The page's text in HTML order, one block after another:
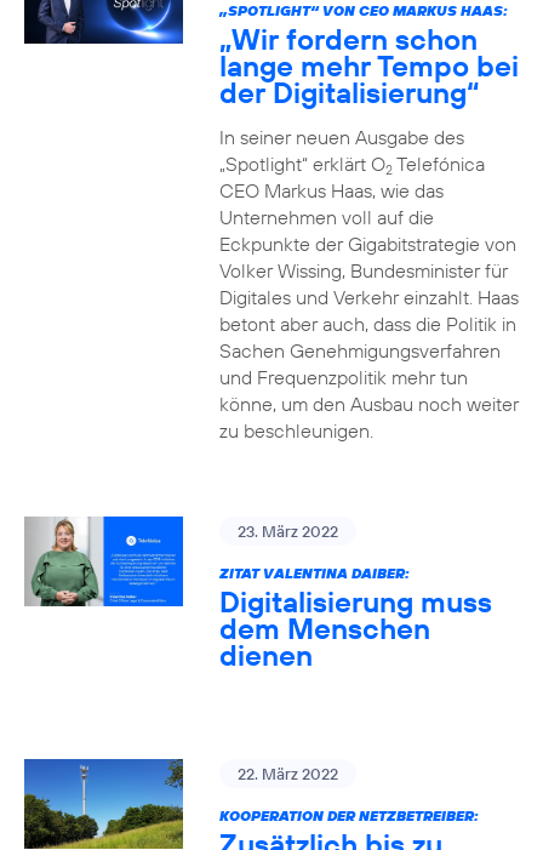
„SPOTLIGHT“ VON CEO MARKUS HAAS:
„Wir fordern schon
lange mehr Tempo bei
der Digitalisierung“
In seiner neuen Ausgabe des
„Spotlight“ erklärt O2Telefónica
CEO Markus Haas, wie das
Unternehmen voll auf die
Eckpunkte der Gigabitstrategie von
Volker Wissing, Bundesminister für
Digitales und Verkehr einzahlt. Haas
betont aber auch, dass die Politik in
Sachen Genehmigungsverfahren
und Frequenzpolitik mehr tun
könne, um den Ausbau noch weiter
zu beschleunigen.
23. März 2022
ZITAT VALENTINA DAIBER:
Digitalisierung muss
dem Menschen
dienen
22. März 2022
KOOPERATION DER NETZBETREIBER: